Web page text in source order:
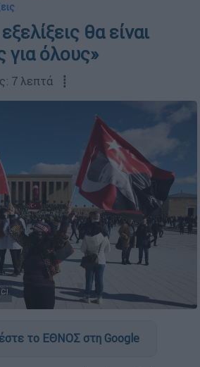
θα είναι
για όλους»
7 λεπτά ┋
το ΕΘΝΟΣ στη Google